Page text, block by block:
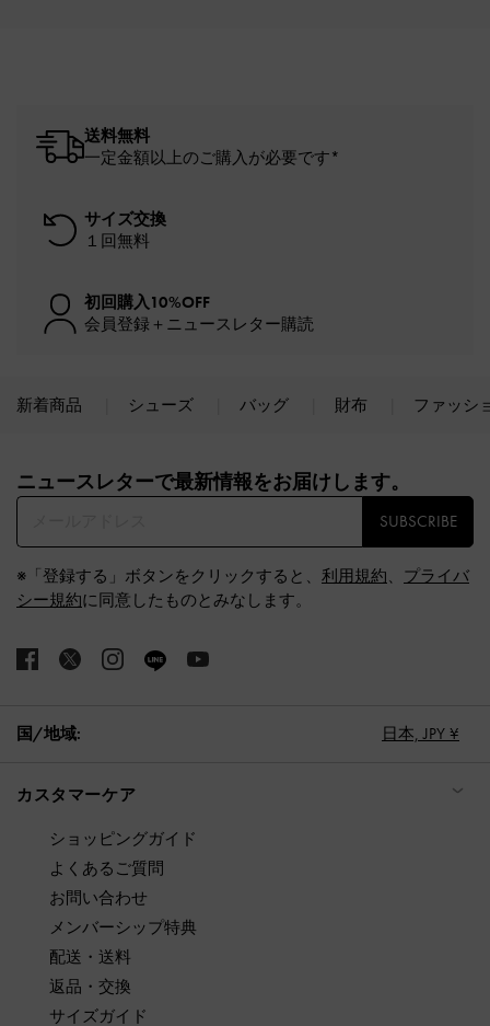
送料無料
一定金額以上のご購入が必要です*
サイズ交換
１回無料
初回購入10%OFF
会員登録＋ニュースレター購読
新着商品 シューズ バッグ 財布 ファッシ
ニュースレターで最新情報をお届けします。​
SUBSCRIBE
※「登録する」ボタンをクリックすると、 利用規約、 プライバ
シー規約に同意したものとみなします。
国/地域: 日本, JPY ¥
カスタマーケア
ショッピングガイド
よくあるご質問
お問い合わせ
メンバーシップ特典
配送・送料
返品・交換
サイズガイド